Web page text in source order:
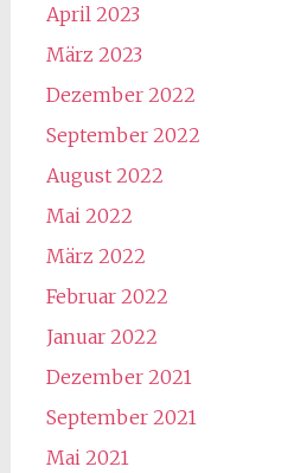
April 2023
März 2023
Dezember 2022
September 2022
August 2022
Mai 2022
März 2022
Februar 2022
Januar 2022
Dezember 2021
September 2021
Mai 2021